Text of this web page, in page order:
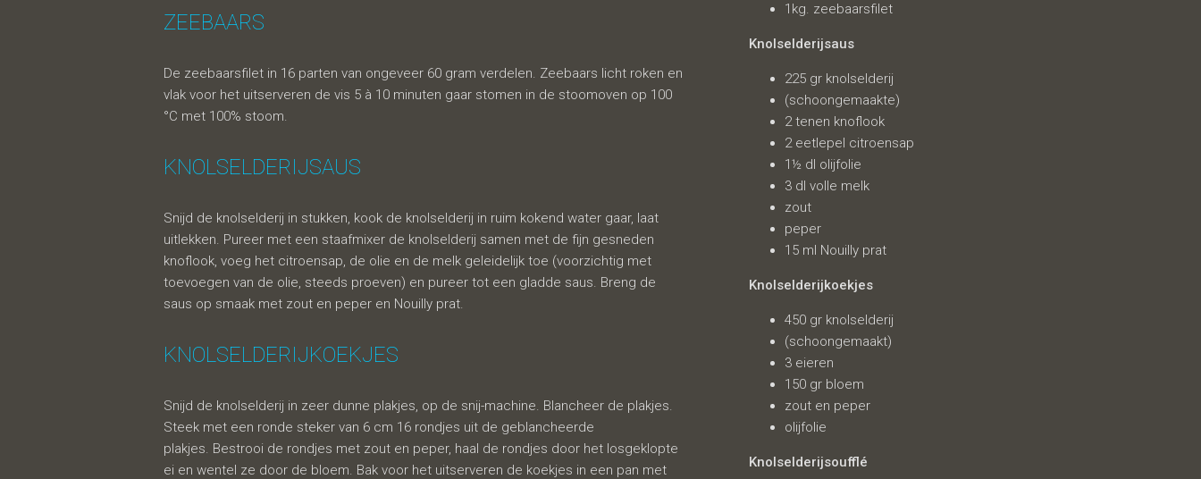
spitskoolvariatie
ZEEBAARS
De zeebaarsfilet in 16 parten van ongeveer 60 gram verdelen. Zeebaars licht roken en
vlak voor het uitserveren de vis 5 à 10 minuten gaar stomen in de stoomoven op 100
°C met 100% stoom.
KNOLSELDERIJSAUS
Snijd de knolselderij in stukken, kook de knolselderij in ruim kokend water gaar, laat
uitlekken. Pureer met een staafmixer de knolselderij samen met de fijn gesneden
knoflook, voeg het citroensap, de olie en de melk geleidelijk toe (voorzichtig met
toevoegen van de olie, steeds proeven) en pureer tot een gladde saus. Breng de
saus op smaak met zout en peper en Nouilly prat.
KNOLSELDERIJKOEKJES
Snijd de knolselderij in zeer dunne plakjes, op de snij-machine. Blancheer de plakjes.
Steek met een ronde steker van 6 cm 16 rondjes uit de geblancheerde
plakjes. Bestrooi de rondjes met zout en peper, haal de rondjes door het losgeklopte
ei en wentel ze door de bloem. Bak voor het uitserveren de koekjes in een pan met
1kg. zeebaarsfilet
Knolselderijsaus
225 gr knolselderij
(schoongemaakte)
2 tenen knoflook
2 eetlepel citroensap
1½ dl olijfolie
3 dl volle melk
zout
peper
15 ml Nouilly prat
Knolselderijkoekjes
450 gr knolselderij
(schoongemaakt)
3 eieren
150 gr bloem
zout en peper
olijfolie
Knolselderijsoufflé